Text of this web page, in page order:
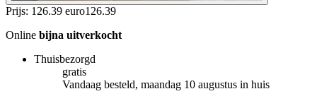
Prijs: 126.39 euro126.39
Online bijna uitverkocht
Thuisbezorgd
gratis
Vandaag besteld, maandag 10 augustus in huis